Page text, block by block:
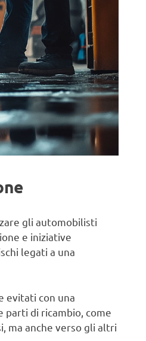
gli automobilisti
e iniziative
legati a una
evitati con una
di ricambio, come
ma anche verso gli altri